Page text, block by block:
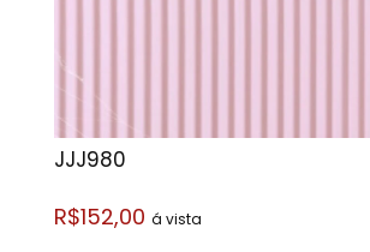
JJJ980
R$152,00 á vista